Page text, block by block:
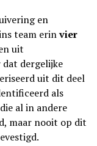
en
team erinvier
uit
dat dergelijke
uit dit deel
als
al in andere
maar nooit op dit